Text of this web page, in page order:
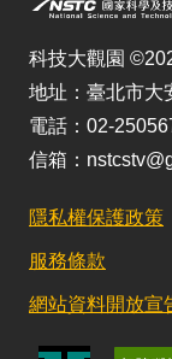
科技大觀園
地址：臺北市大
電話：02-
信箱：
隱私權保護政策
服務條款
網站資料開放宣